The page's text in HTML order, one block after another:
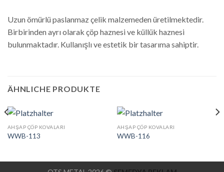
Uzun ömürlü paslanmaz çelik malzemeden üretilmektedir.
Birbirinden ayrı olarak çöp haznesi ve küllük haznesi
bulunmaktadır. Kullanışlı ve estetik bir tasarıma sahiptir.
ÄHNLICHE PRODUKTE
AHŞAP ÇÖP KOVALARI
WWB-113
AHŞAP ÇÖP KOVALARI
WWB-116